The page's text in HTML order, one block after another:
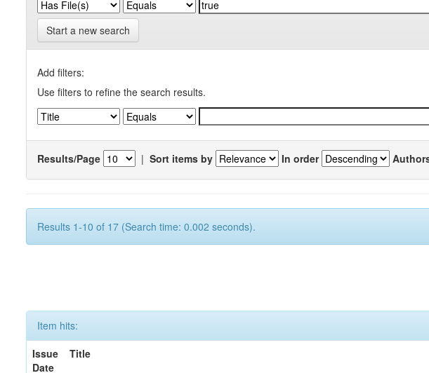
Start a new search
Add filters:
Use filters to refine the search results.
Results/Page | Sort items by In order
Results 1-10 of 17 (Search time: 0.002 seconds).
Item hits:
Issue
Date
Title